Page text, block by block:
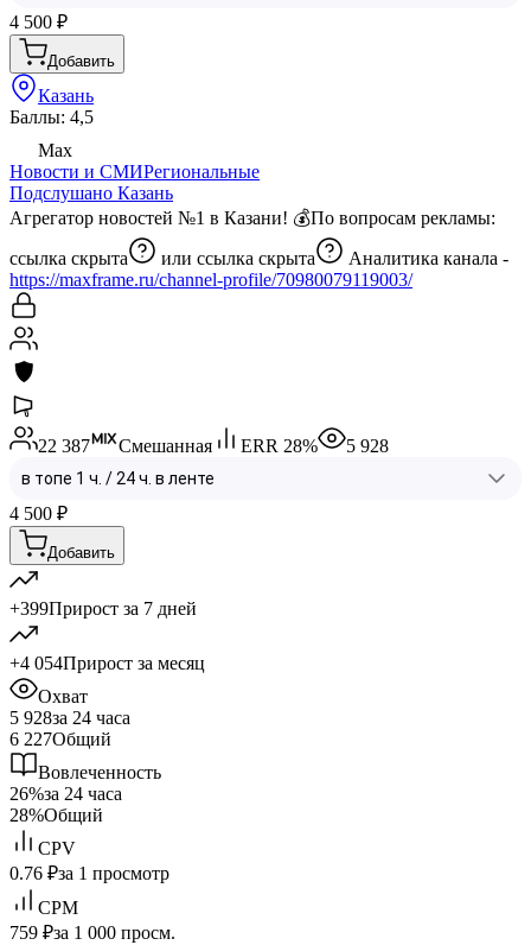
4 500 ₽
Добавить
Казань
Баллы: 4,5
Max
Новости и СМИРегиональные
Подслушано Казань
Агрегатор новостей №1 в Казани! 💰По вопросам рекламы:
ссылка скрыта
или ссылка скрыта
Аналитика канала -
https://maxframe.ru/channel-profile/70980079119003/
22 387 Смешанная ERR 28% 5 928
4 500 ₽
Добавить
+399Прирост за 7 дней
+4 054Прирост за месяц
Охват
5 928за 24 часа
6 227Общий
Вовлеченность
26%за 24 часа
28%Общий
CPV
0.76 ₽за 1 просмотр
CPM
759 ₽за 1 000 просм.